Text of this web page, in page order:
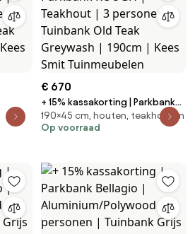
€ 670
+ 15% kassakorting | Parkbank
ROUGH | Teakhout | 3 personen |
Tuinbank Old Teak Greywash |
190×45 cm, houten, teakhouten
Op voorraad